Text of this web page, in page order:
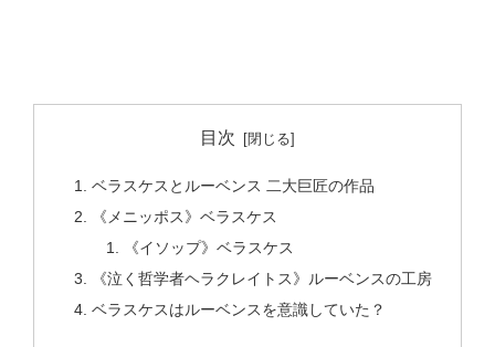
目次
ベラスケスとルーベンス 二大巨匠の作品
《メニッポス》ベラスケス
《イソップ》ベラスケス
《泣く哲学者ヘラクレイトス》ルーベンスの工房
ベラスケスはルーベンスを意識していた？